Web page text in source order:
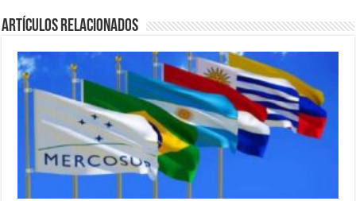
Artículos relacionados